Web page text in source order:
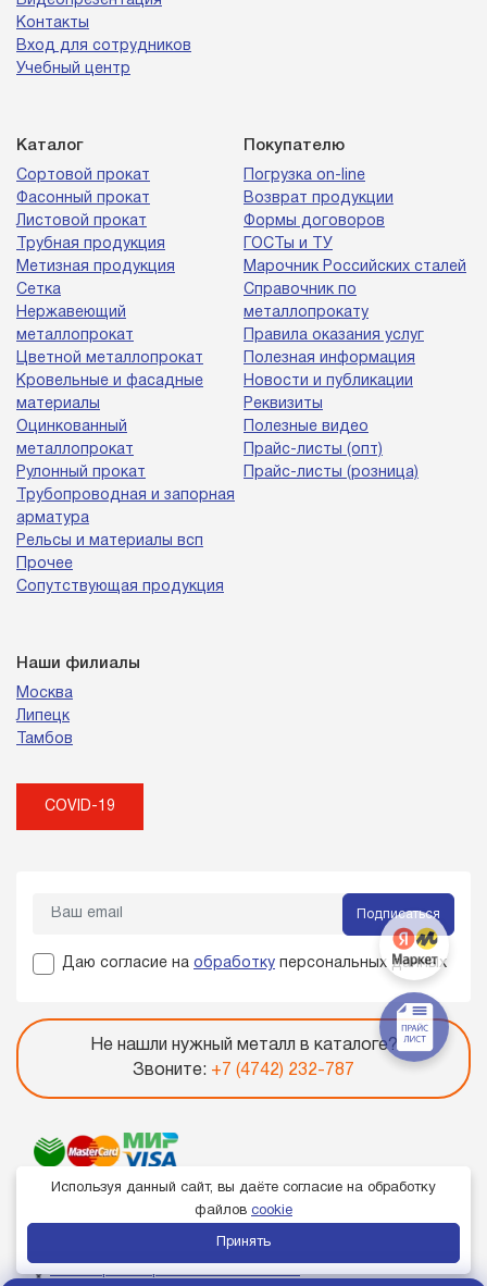
Контакты
Вход для сотрудников
Учебный центр
Каталог
Сортовой прокат
Фасонный прокат
Листовой прокат
Трубная продукция
Метизная продукция
Сетка
Нержавеющий
металлопрокат
Цветной металлопрокат
Кровельные и фасадные
материалы
Оцинкованный
металлопрокат
Рулонный прокат
Трубопроводная и запорная
арматура
Рельсы и материалы всп
Прочее
Сопутствующая продукция
Покупателю
Погрузка on-line
Возврат продукции
Формы договоров
ГОСТы и ТУ
Марочник Российских сталей
Справочник по
металлопрокату
Правила оказания услуг
Полезная информация
Новости и публикации
Реквизиты
Полезные видео
Прайс-листы (опт)
Прайс-листы (розница)
Наши филиалы
Москва
Липецк
Тамбов
COVID-19
Подписаться
Даю согласие на обработку персональных данных
Не нашли нужный металл в каталоге?
Звоните: +7 (4742) 232-787
Используя данный сайт, вы даёте согласие на обработку
файлов cookie
Принять